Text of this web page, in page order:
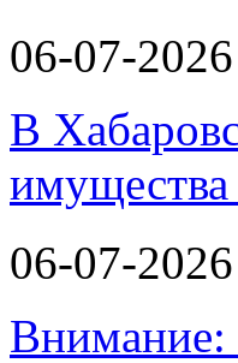
06-07-2026
В
имущества
06-07-2026